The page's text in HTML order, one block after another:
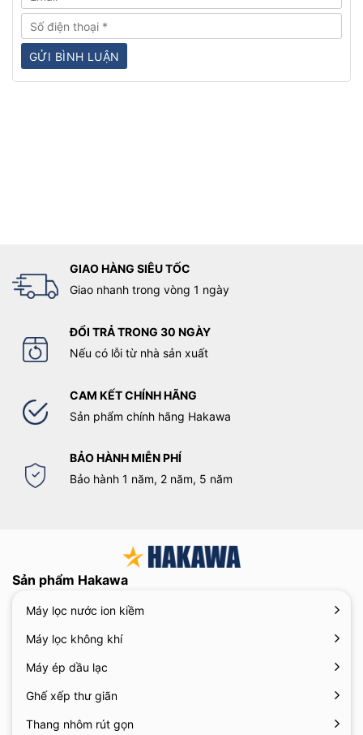
GIAO HÀNG SIÊU TỐC
Giao nhanh trong vòng 1 ngày
ĐỔI TRẢ TRONG 30 NGÀY
Nếu có lỗi từ nhà sản xuất
CAM KẾT CHÍNH HÃNG
Sản phẩm chính hãng Hakawa
BẢO HÀNH MIỄN PHÍ
Bảo hành 1 năm, 2 năm, 5 năm
Sản phẩm Hakawa
Máy lọc nước ion kiềm
Máy lọc không khí
Máy ép dầu lạc
Ghế xếp thư giãn
Thang nhôm rút gọn